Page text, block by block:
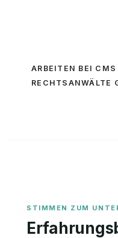
ARBEITEN BEI CMS
RECHTSANWÄLTE